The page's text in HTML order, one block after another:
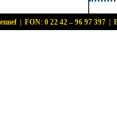
| FON: 0 22 42 – 96 97 397 |